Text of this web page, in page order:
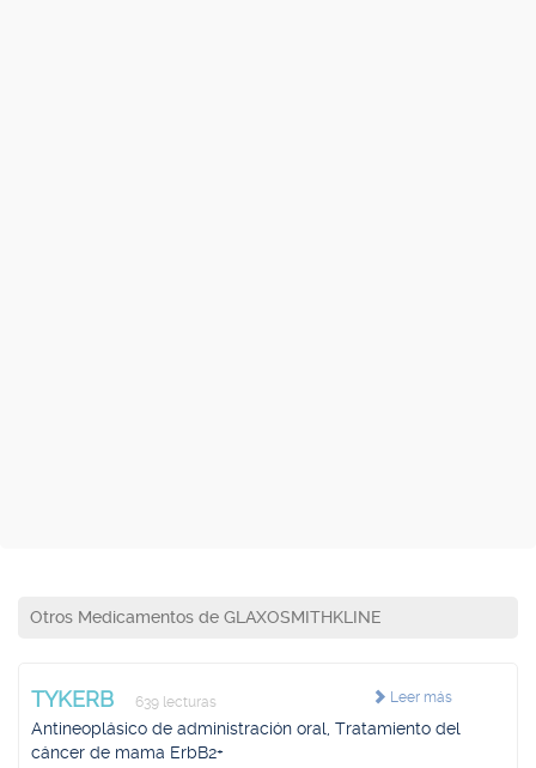
Otros Medicamentos de GLAXOSMITHKLINE
Leer más
TYKERB 639 lecturas
Antineoplásico de administración oral, Tratamiento del
cáncer de mama ErbB2+